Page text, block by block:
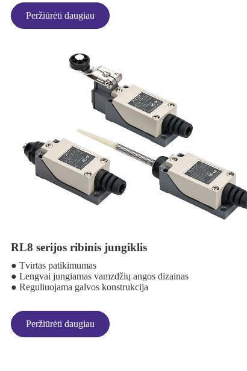
Peržiūrėti daugiau
RL8 serijos ribinis jungiklis
● Tvirtas patikimumas
● Lengvai jungiamas vamzdžių angos dizainas
● Reguliuojama galvos konstrukcija
Peržiūrėti daugiau